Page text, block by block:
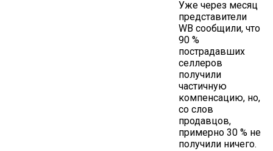
Уже через месяц
представители
WB сообщили, что
90 %
пострадавших
селлеров
получили
частичную
компенсацию, но,
со слов
продавцов,
примерно 30 % не
получили ничего.